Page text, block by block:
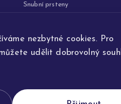
nezbytné cookies. Pro
udělit dobrovolný
Snubní prsteny
Šperky
Na přání